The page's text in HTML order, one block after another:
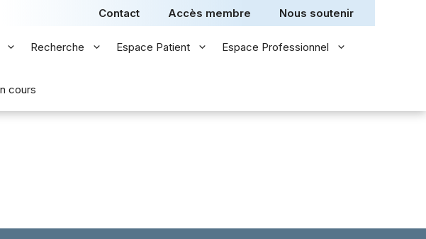
Contact Accès membre Nous soutenir
Recherche Espace Patient Espace Professionnel
cours